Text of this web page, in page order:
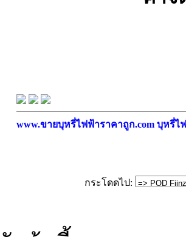
www.ขายบุหรี่ไฟฟ้าราคาถูก.com บุหรี่ไ
กระโดดไป: